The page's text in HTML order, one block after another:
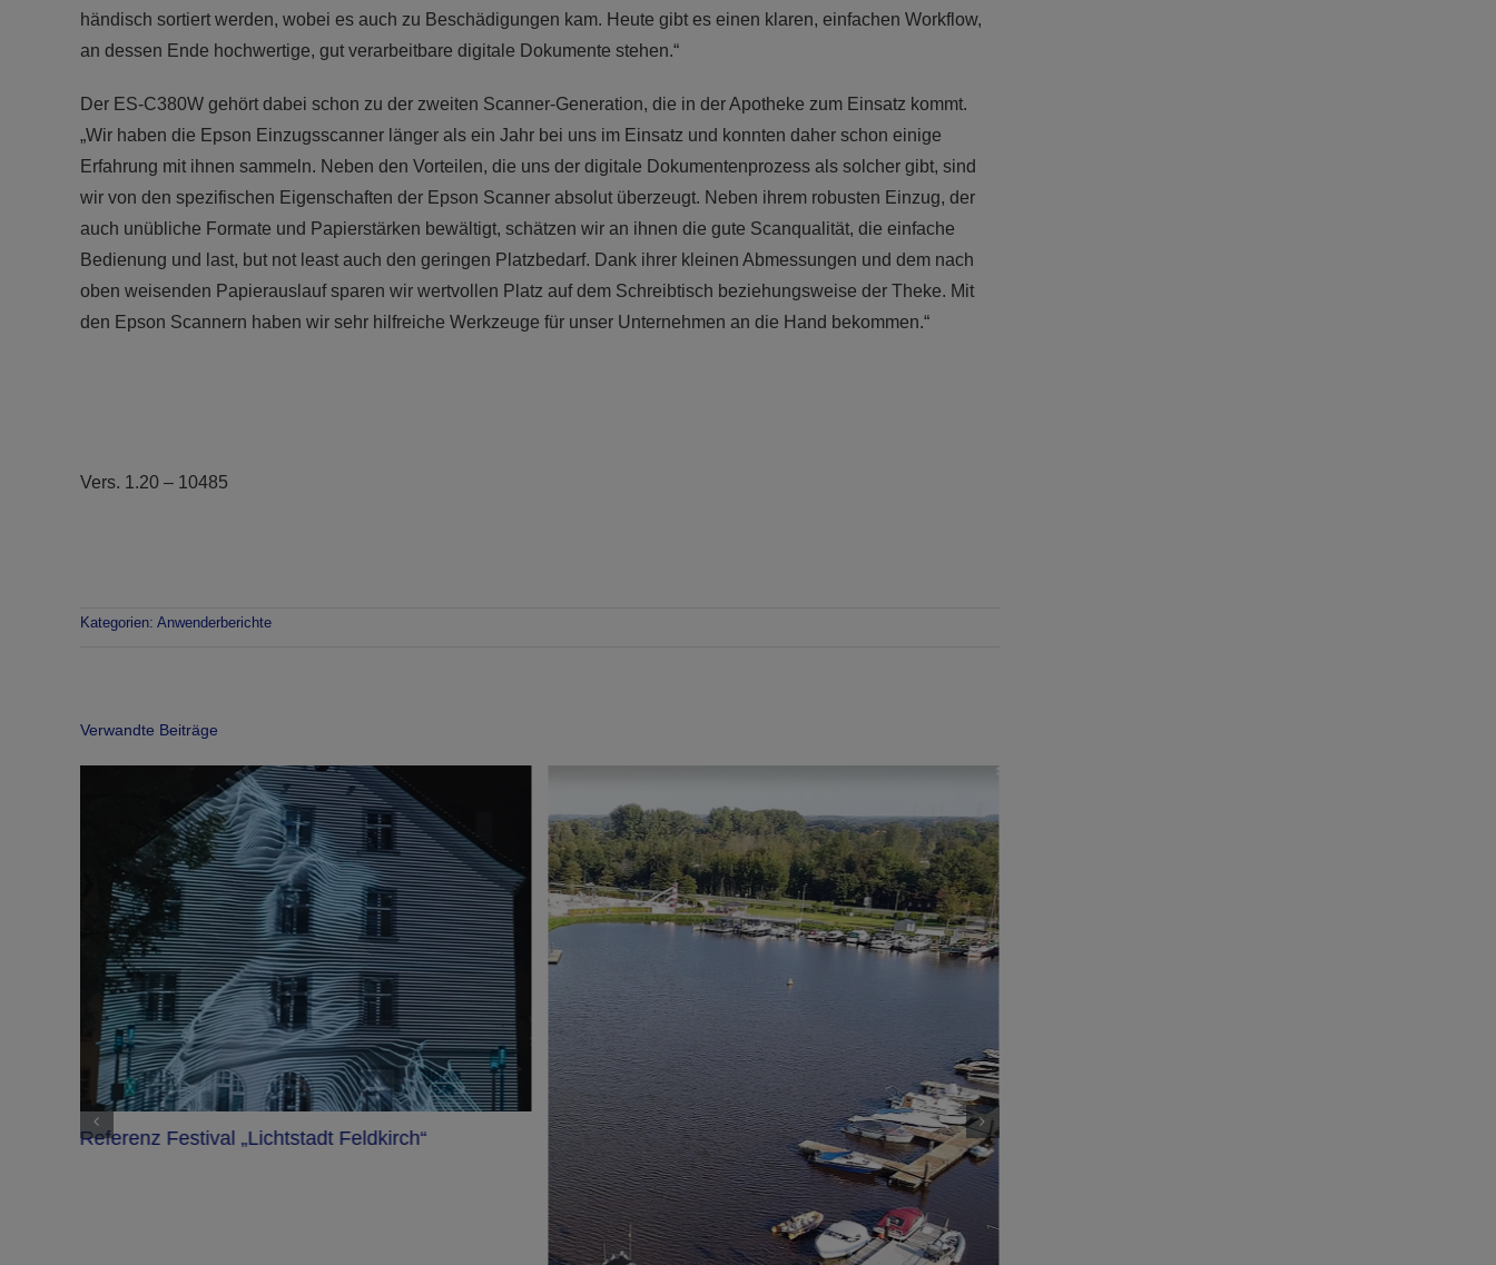
händisch sortiert werden, wobei es auch zu Beschädigungen kam. Heute gibt es einen klaren, einfachen Workflow,
an dessen Ende hochwertige, gut verarbeitbare digitale Dokumente stehen.“
Der ES-C380W gehört dabei schon zu der zweiten Scanner-Generation, die in der Apotheke zum Einsatz kommt.
„Wir haben die Epson Einzugsscanner länger als ein Jahr bei uns im Einsatz und konnten daher schon einige
Erfahrung mit ihnen sammeln. Neben den Vorteilen, die uns der digitale Dokumentenprozess als solcher gibt, sind
wir von den spezifischen Eigenschaften der Epson Scanner absolut überzeugt. Neben ihrem robusten Einzug, der
auch unübliche Formate und Papierstärken bewältigt, schätzen wir an ihnen die gute Scanqualität, die einfache
Bedienung und last, but not least auch den geringen Platzbedarf. Dank ihrer kleinen Abmessungen und dem nach
oben weisenden Papierauslauf sparen wir wertvollen Platz auf dem Schreibtisch beziehungsweise der Theke. Mit
den Epson Scannern haben wir sehr hilfreiche Werkzeuge für unser Unternehmen an die Hand bekommen.“
Vers. 1.20 – 10485
Kategorien: Anwenderberichte
Verwandte Beiträge
Feldkirch“